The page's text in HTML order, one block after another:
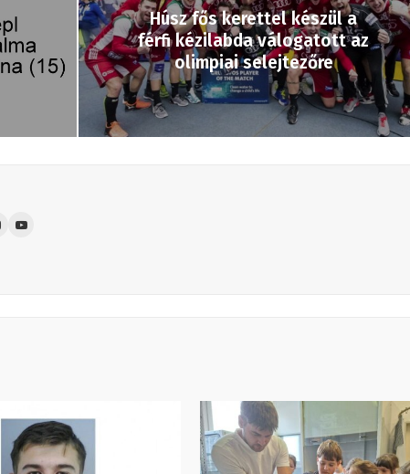
Húsz fős kerettel készül a
férfi kézilabda válogatott az
olimpiai selejtezőre